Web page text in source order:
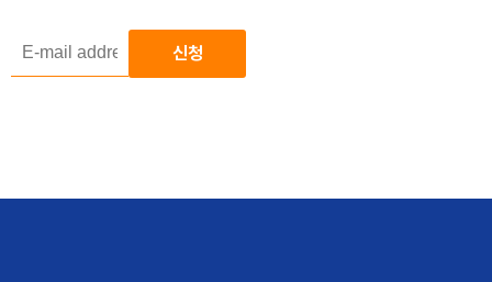
mail
address